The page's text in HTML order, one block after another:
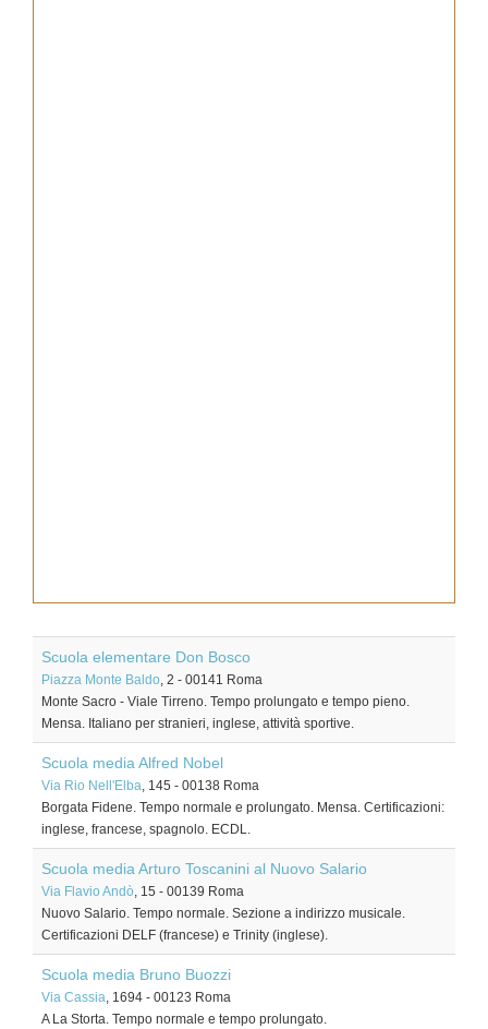
Scuola elementare Don Bosco
Piazza Monte Baldo , 2 - 00141 Roma
Monte Sacro - Viale Tirreno. Tempo prolungato e tempo pieno.
Mensa. Italiano per stranieri, inglese, attività sportive.
Scuola media Alfred Nobel
Via Rio Nell'Elba , 145 - 00138 Roma
Borgata Fidene. Tempo normale e prolungato. Mensa. Certificazioni:
inglese, francese, spagnolo. ECDL.
Scuola media Arturo Toscanini al Nuovo Salario
Via Flavio Andò , 15 - 00139 Roma
Nuovo Salario. Tempo normale. Sezione a indirizzo musicale.
Certificazioni DELF (francese) e Trinity (inglese).
Scuola media Bruno Buozzi
Via Cassia , 1694 - 00123 Roma
A La Storta. Tempo normale e tempo prolungato.